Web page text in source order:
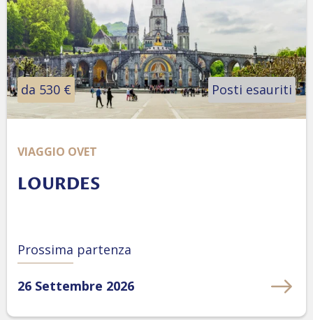
da 530 € Posti esauriti
VIAGGIO OVET
LOURDES
Prossima partenza
26 Settembre 2026